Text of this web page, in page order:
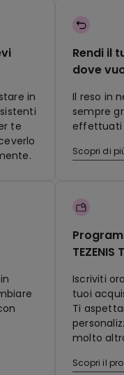
in
te
Rendi il
dove
Il reso in
sempre
effettuati
Scopri di
TEZENIS
Iscriviti
tuoi
Ti
molto
Scopri il